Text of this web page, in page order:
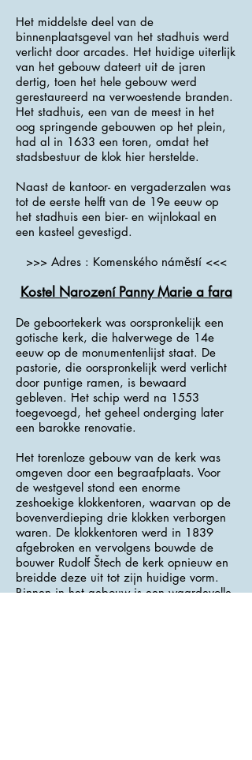
Het middelste deel van de
binnenplaatsgevel van het stadhuis werd
verlicht door arcades. Het huidige uiterlijk
van het gebouw dateert uit de jaren
dertig, toen het hele gebouw werd
gerestaureerd na verwoestende branden.
Het stadhuis, een van de meest in het
oog springende gebouwen op het plein,
had al in 1633 een toren, omdat het
stadsbestuur de klok hier herstelde.
Naast de kantoor- en vergaderzalen was
tot de eerste helft van de 19e eeuw op
het stadhuis een bier- en wijnlokaal en
een kasteel gevestigd.
>>> Adres : Komenského náměstí <<<
Kostel Narození Panny Marie a fara
De geboortekerk was oorspronkelijk een
gotische kerk, die halverwege de 14e
eeuw op de monumentenlijst staat. De
pastorie, die oorspronkelijk werd verlicht
door puntige ramen, is bewaard
gebleven. Het schip werd na 1553
toegevoegd, het geheel onderging later
een barokke renovatie.
Het torenloze gebouw van de kerk was
omgeven door een begraafplaats. Voor
de westgevel stond een enorme
zeshoekige klokkentoren, waarvan op de
bovenverdieping drie klokken verborgen
waren. De klokkentoren werd in 1839
afgebroken en vervolgens bouwde de
bouwer Rudolf Štech de kerk opnieuw en
breidde deze uit tot zijn huidige vorm.
Binnen in het gebouw is een waardevolle